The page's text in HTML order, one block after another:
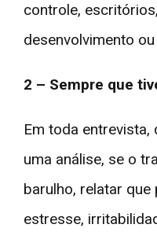
controle,
desenvolvimento
2 – Sempre que
Em toda
uma análise, se o
barulho, relatar
estresse,